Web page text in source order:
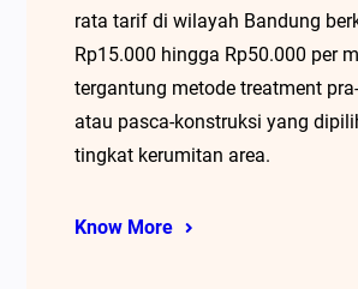
rata tarif di wilayah Bandung
Rp15.000 hingga Rp50.000 per
tergantung metode treatment
atau pasca-konstruksi yang
tingkat kerumitan area.
Know More